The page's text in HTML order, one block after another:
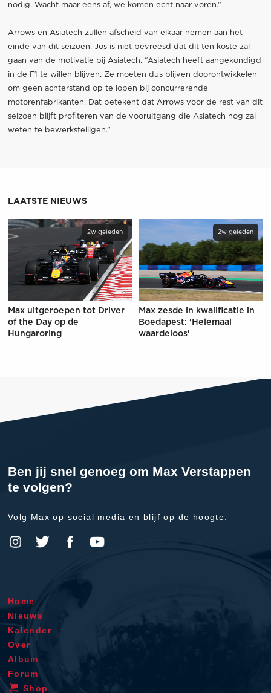
nodig. Wacht maar eens af, we komen echt naar voren.”
Arrows en Asiatech zullen afscheid van elkaar nemen aan het
einde van dit seizoen. Jos is niet bevreesd dat dit ten koste zal
gaan van de motivatie bij Asiatech. “Asiatech heeft aangekondigd
in de F1 te willen blijven. Ze moeten dus blijven doorontwikkelen
om geen achterstand op te lopen bij concurrerende
motorenfabrikanten. Dat betekent dat Arrows voor de rest van dit
seizoen blijft profiteren van de vooruitgang die Asiatech nog zal
weten te bewerkstelligen.”
LAATSTE NIEUWS
2w geleden
Max uitgeroepen tot Driver
of the Day op de
Hungaroring
2w geleden
Max zesde in kwalificatie in
Boedapest: 'Helemaal
waardeloos'
Ben jij snel genoeg om Max Verstappen
te volgen?
Volg Max op social media en blijf op de hoogte.
Home
Nieuws
Kalender
Over
Album
Forum
Shop